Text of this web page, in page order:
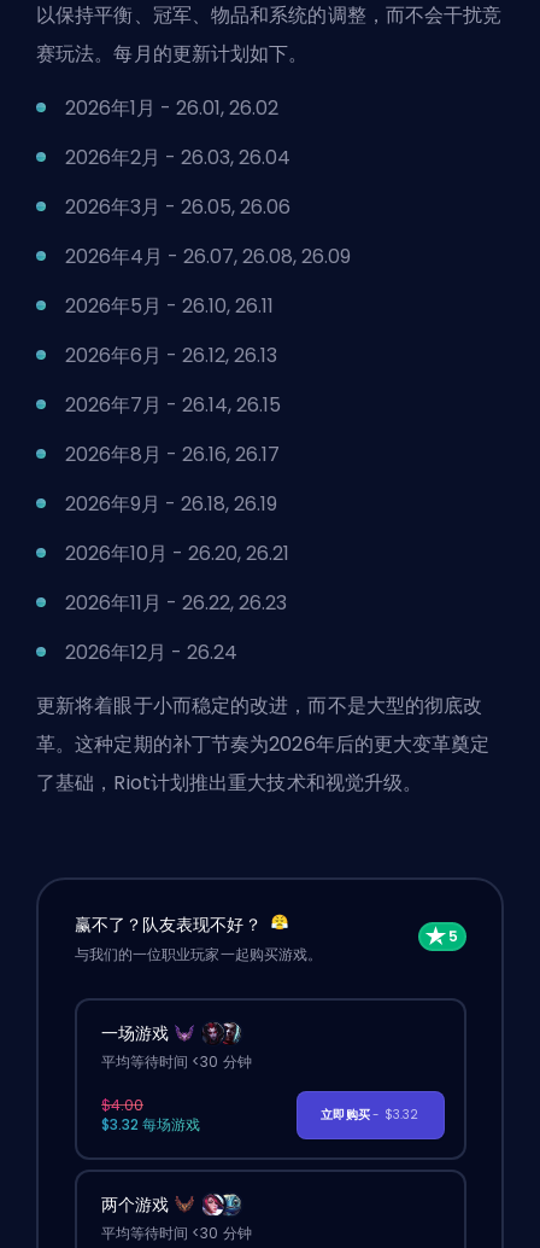
以保持平衡、冠军、物品和系统的调整，而不会干扰竞
赛玩法。每月的更新计划如下。
2026年1月 - 26.01, 26.02
2026年2月 - 26.03, 26.04
2026年3月 - 26.05, 26.06
2026年4月 - 26.07, 26.08, 26.09
2026年5月 - 26.10, 26.11
2026年6月 - 26.12, 26.13
2026年7月 - 26.14, 26.15
2026年8月 - 26.16, 26.17
2026年9月 - 26.18, 26.19
2026年10月 - 26.20, 26.21
2026年11月 - 26.22, 26.23
2026年12月 - 26.24
更新将着眼于小而稳定的改进，而不是大型的彻底改
革。这种定期的补丁节奏为2026年后的更大变革奠定
了基础，Riot计划推出重大技术和视觉升级。
赢不了？队友表现不好？
与我们的一位职业玩家一起购买游戏。
一场游戏
平均等待时间 <30 分钟
$4.00
$3.32 每场游戏
立即购买- $3.32
两个游戏
平均等待时间 <30 分钟